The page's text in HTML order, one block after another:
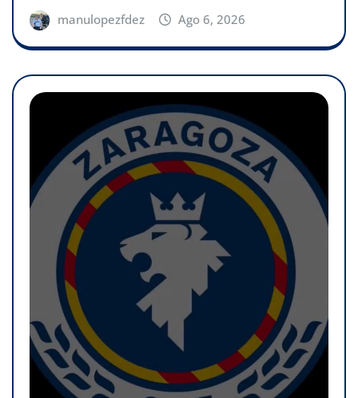
manulopezfdez Ago 6, 2026